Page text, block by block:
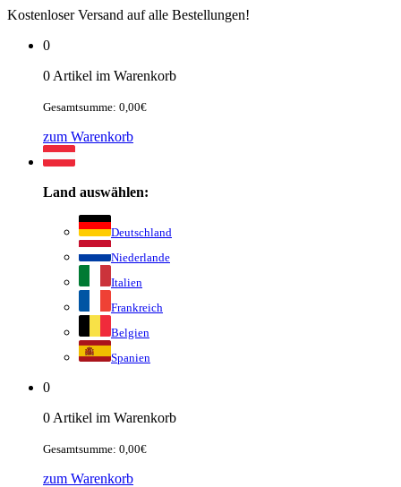
Kostenloser Versand auf alle Bestellungen!
0
0 Artikel im Warenkorb
Gesamtsumme: 0,00€
zum Warenkorb
Land auswählen:
Deutschland
Niederlande
Italien
Frankreich
Belgien
Spanien
0
0 Artikel im Warenkorb
Gesamtsumme: 0,00€
zum Warenkorb